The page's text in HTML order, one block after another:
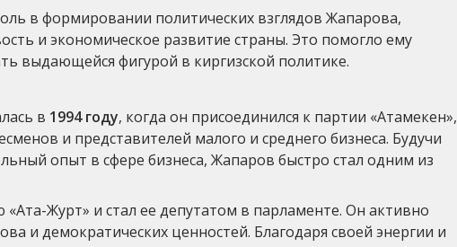
в формировании политических взглядов Жапарова,
и экономическое развитие страны. Это помогло ему
выдающейся фигурой в киргизской политике.
в 1994 году, когда он присоединился к партии «Атамекен»,
и представителей малого и среднего бизнеса. Будучи
опыт в сфере бизнеса, Жапаров быстро стал одним из
Журт» и стал ее депутатом в парламенте. Он активно
и демократических ценностей. Благодаря своей энергии и